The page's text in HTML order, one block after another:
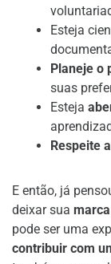
Esteja
Planeje o
suas
Esteja
Respeite
E então, já
deixar sua
pode ser uma
contribuir com